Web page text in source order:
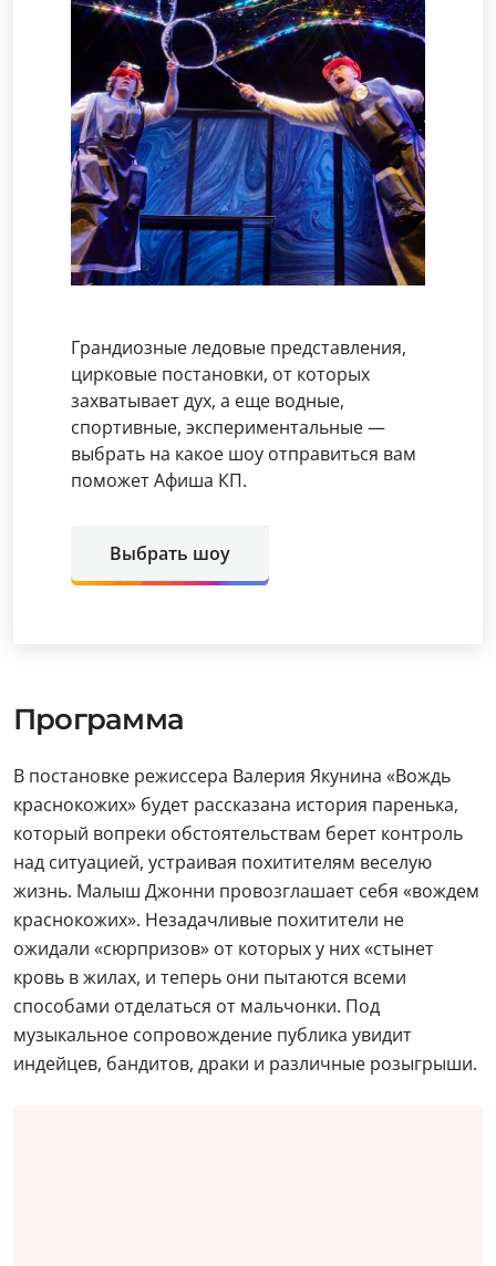
Грандиозные ледовые представления,
цирковые постановки, от которых
захватывает дух, а еще водные,
спортивные, экспериментальные —
выбрать на какое шоу отправиться вам
поможет Афиша КП.
Выбрать шоу
Программа
В постановке режиссера Валерия Якунина «Вождь
краснокожих» будет рассказана история паренька,
который вопреки обстоятельствам берет контроль
над ситуацией, устраивая похитителям веселую
жизнь. Малыш Джонни провозглашает себя «вождем
краснокожих». Незадачливые похитители не
ожидали «сюрпризов» от которых у них «стынет
кровь в жилах, и теперь они пытаются всеми
способами отделаться от мальчонки. Под
музыкальное сопровождение публика увидит
индейцев, бандитов, драки и различные розыгрыши.